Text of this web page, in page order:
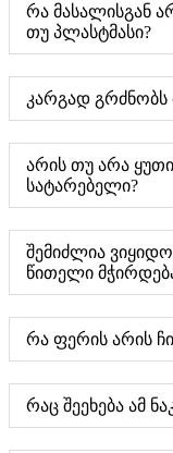
რა მასალისგან
თუ პლასტმასი?
კარგად გრძნობს
არის თუ არა
სატარებელი?
შემიძლია
წითელი
რა ფერის არის
რაც შეეხება ამ